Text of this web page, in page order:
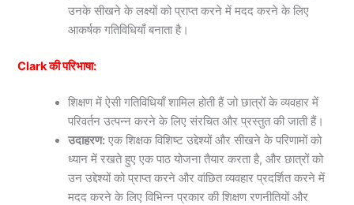
उनके सीखने के लक्ष्यों को प्राप्त करने में मदद करने के लिए
आकर्षक गतिविधियाँ बनाता है।
Clark की परिभाषा:
शिक्षण में ऐसी गतिविधियाँ शामिल होती हैं जो छात्रों के व्यवहार में
परिवर्तन उत्पन्न करने के लिए संरचित और प्रस्तुत की जाती हैं।
उदाहरण: एक शिक्षक विशिष्ट उद्देश्यों और सीखने के परिणामों को
ध्यान में रखते हुए एक पाठ योजना तैयार करता है, और छात्रों को
उन उद्देश्यों को प्राप्त करने और वांछित व्यवहार प्रदर्शित करने में
मदद करने के लिए विभिन्न प्रकार की शिक्षण रणनीतियों और